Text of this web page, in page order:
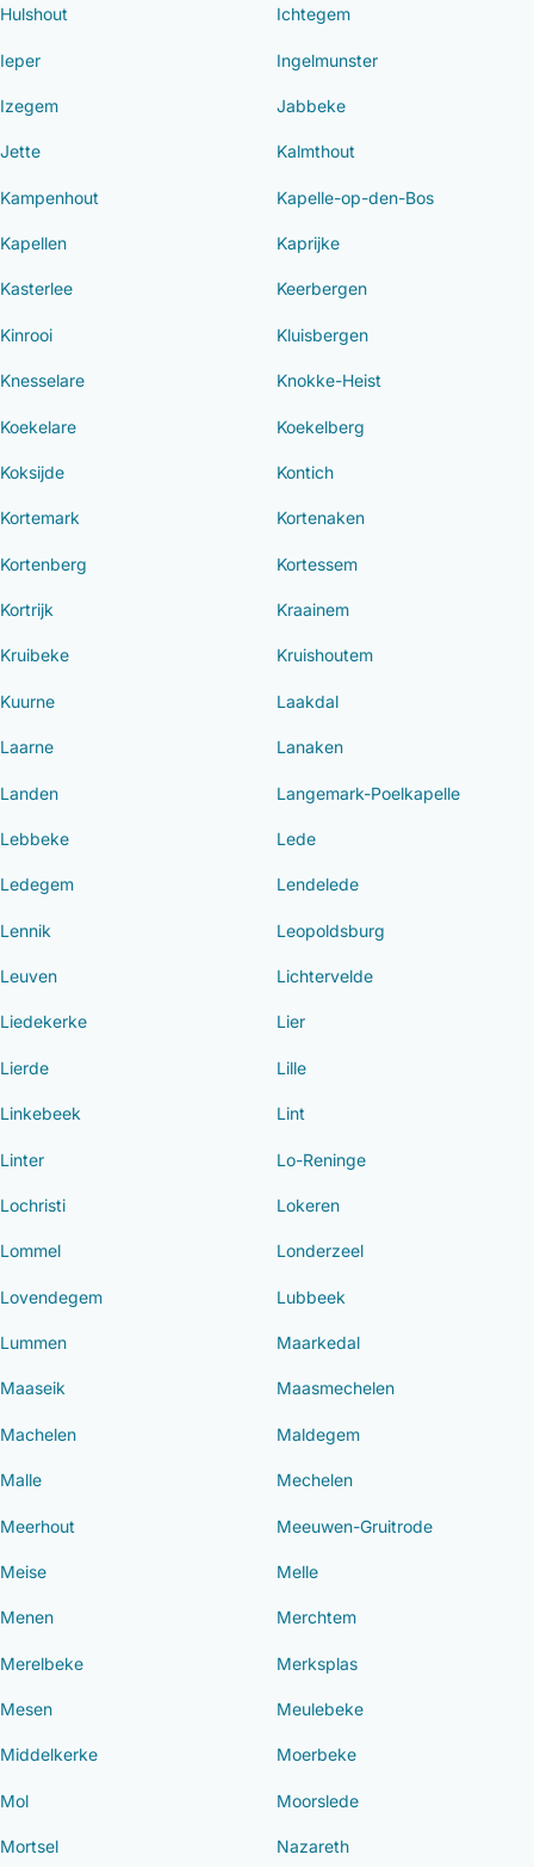
Hulshout Ichtegem
Ieper Ingelmunster
Izegem Jabbeke
Jette Kalmthout
Kampenhout Kapelle-op-den-Bos
Kapellen Kaprijke
Kasterlee Keerbergen
Kinrooi Kluisbergen
Knesselare Knokke-Heist
Koekelare Koekelberg
Koksijde Kontich
Kortemark Kortenaken
Kortenberg Kortessem
Kortrijk Kraainem
Kruibeke Kruishoutem
Kuurne Laakdal
Laarne Lanaken
Landen Langemark-Poelkapelle
Lebbeke Lede
Ledegem Lendelede
Lennik Leopoldsburg
Leuven Lichtervelde
Liedekerke Lier
Lierde Lille
Linkebeek Lint
Linter Lo-Reninge
Lochristi Lokeren
Lommel Londerzeel
Lovendegem Lubbeek
Lummen Maarkedal
Maaseik Maasmechelen
Machelen Maldegem
Malle Mechelen
Meerhout Meeuwen-Gruitrode
Meise Melle
Menen Merchtem
Merelbeke Merksplas
Mesen Meulebeke
Middelkerke Moerbeke
Mol Moorslede
Mortsel Nazareth